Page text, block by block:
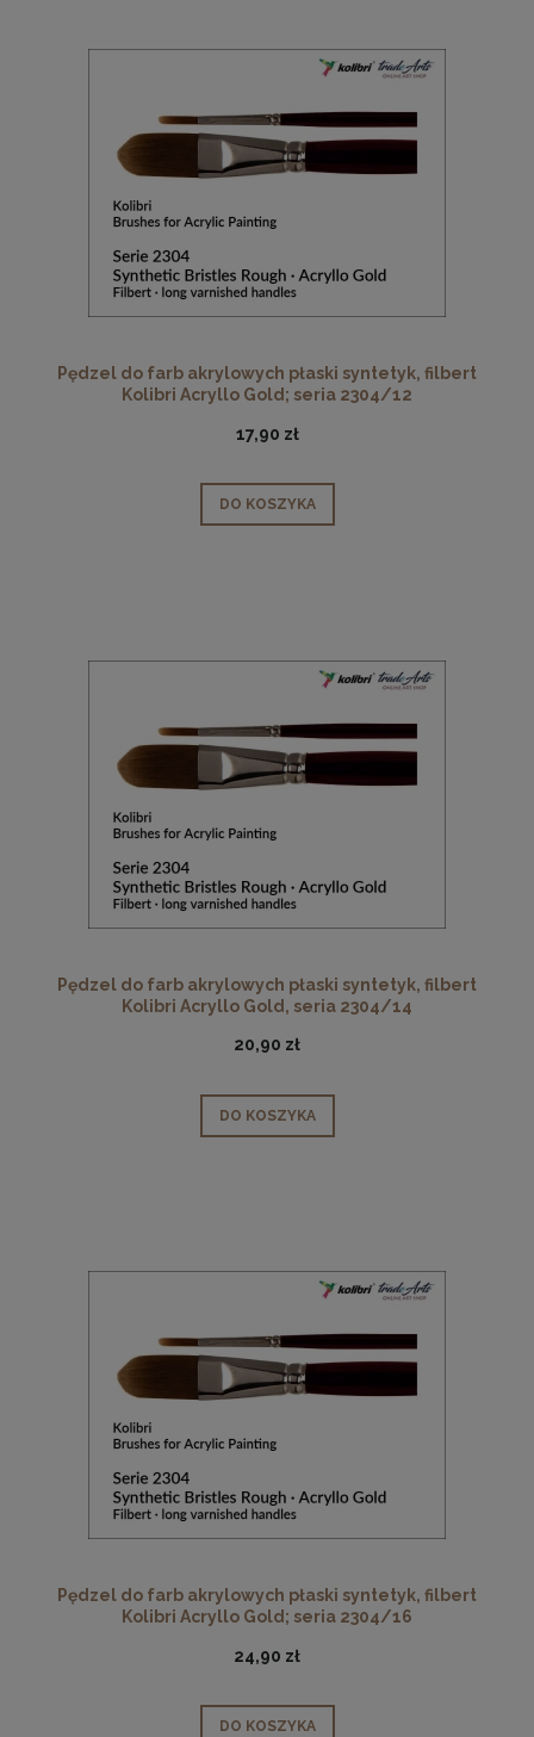
Pędzel do farb akrylowych płaski syntetyk, filbert
Kolibri Acryllo Gold; seria 2304/12
17,90 zł
DO KOSZYKA
Pędzel do farb akrylowych płaski syntetyk, filbert
Kolibri Acryllo Gold, seria 2304/14
20,90 zł
DO KOSZYKA
Pędzel do farb akrylowych płaski syntetyk, filbert
Kolibri Acryllo Gold; seria 2304/16
24,90 zł
DO KOSZYKA